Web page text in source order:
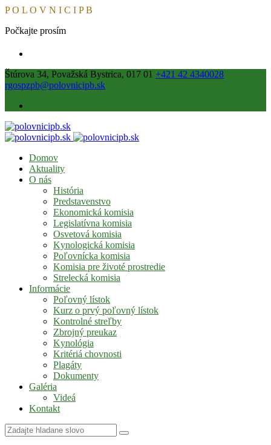
PO L O V N I C I PB
Počkajte prosím
Štúrova 34, Považská Bystrica, 017 01 +421 42 4340028
rgospzpb@polovnicipb.sk
Domov
Aktuality
O nás
História
Predstavenstvo
Ekonomická komisia
Legislatívna komisia
Osvetová komisia
Kynologická komisia
Poľovnícka komisia
Komisia pre životé prostredie
Strelecká komisia
Informácie
Poľovný lístok
Kurz o prvý poľovný lístok
Kontrolné streľby
Zbrojný preukaz
Kynológia
Kritériá chovnosti
Plagáty
Dokumenty
Galéria
Videá
Kontakt